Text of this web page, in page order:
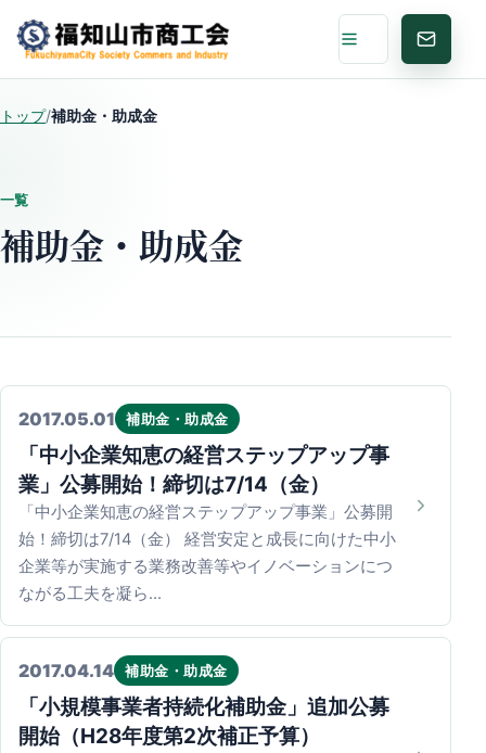
メニュー お問い
トップ/補助金・助成金
一覧
補助金・助成金
2017.05.01 補助金・助成金
「中小企業知恵の経営ステップアップ事
業」公募開始！締切は7/14（金）
「中小企業知恵の経営ステップアップ事業」公募開
始！締切は7/14（金） 経営安定と成長に向けた中小
企業等が実施する業務改善等やイノベーションにつ
ながる工夫を凝ら…
2017.04.14 補助金・助成金
「小規模事業者持続化補助金」追加公募
開始（H28年度第2次補正予算）